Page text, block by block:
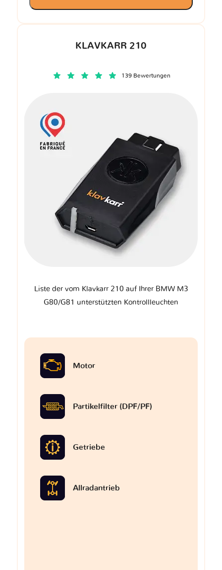
KLAVKARR 210
139 Bewertungen
Liste der vom Klavkarr 210 auf Ihrer BMW M3
G80/G81 unterstützten Kontrollleuchten
Motor
Partikelfilter (DPF/PF)
Getriebe
Allradantrieb